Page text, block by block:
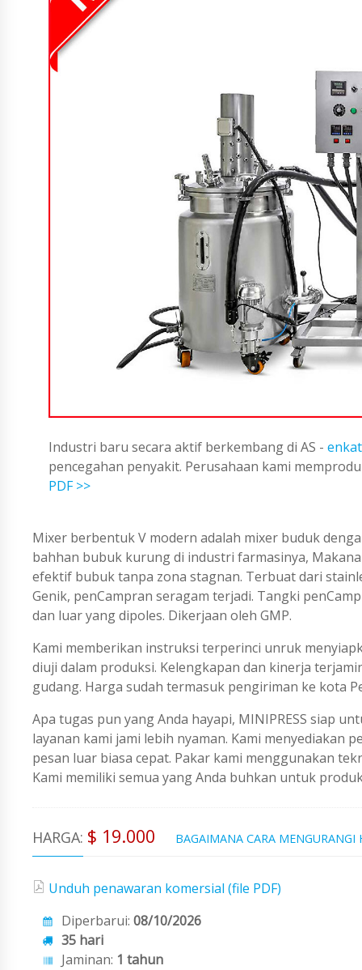
Industri baru secara aktif berkembang di AS -
pencegahan penyakit. Perusahaan kami
PDF >>
Mixer berbentuk V modern adalah mixer buduk
bahhan bubuk kurung di industri farmasinya,
efektif bubuk tanpa zona stagnan. Terbuat dari
Genik, penCampran seragam terjadi. Tangki
dan luar yang dipoles. Dikerjaan oleh GMP.
Kami memberikan instruksi terperinci unruk
diuji dalam produksi. Kelengkapan dan kinerja
gudang. Harga sudah termasuk pengiriman ke kota
Apa tugas pun yang Anda hayapi, MINIPRESS siap
layanan kami jami lebih nyaman. Kami menyediakan
pesan luar biasa cepat. Pakar kami menggunakan
Kami memiliki semua yang Anda buhkan untuk
HARGA: $ 19.000 BAGAIMANA CARA MENGURANGI
Unduh penawaran komersial (file PDF)
Diperbarui: 08/10/2026
35 hari
Jaminan: 1 tahun